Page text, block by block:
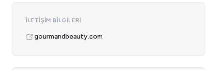
İLETIŞIM BILGILERI
gourmandbeauty.com